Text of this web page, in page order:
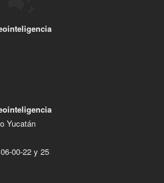
Yucatán
00-22 y 25